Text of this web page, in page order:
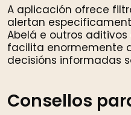
A aplicación ofrece
alertan
Abelá e outros
facilita enormemente
decisións informadas
Consellos